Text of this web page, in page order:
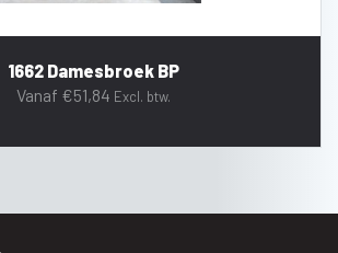
1662 Damesbroek BP
Vanaf €51,84 Excl. btw.